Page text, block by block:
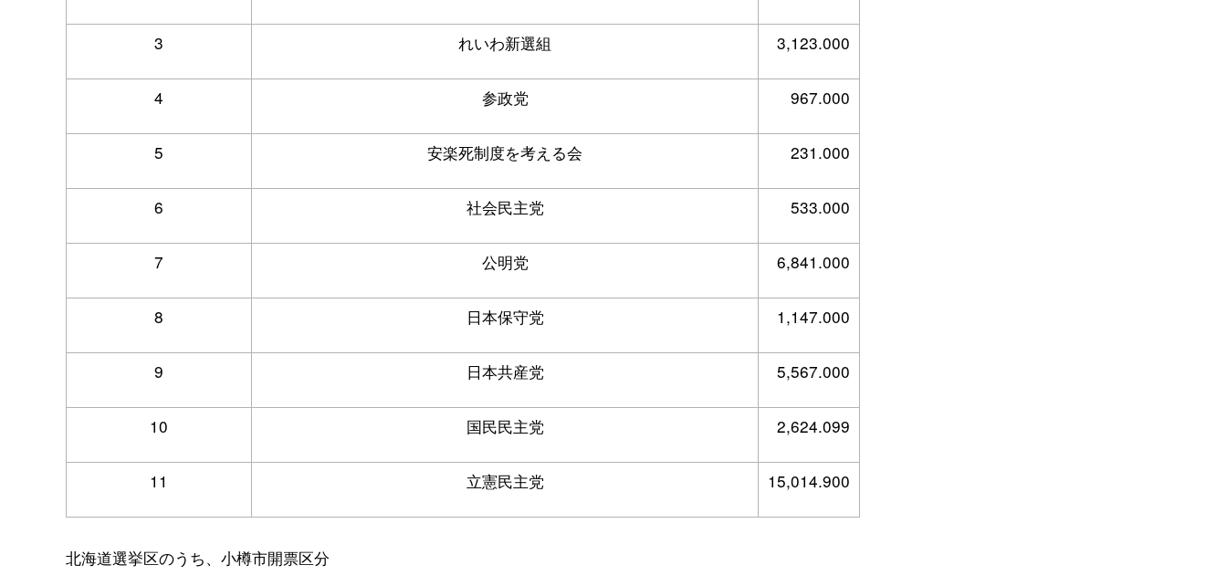
3 れいわ新選組 3,123.000
4 参政党 967.000
5 安楽死制度を考える会 231.000
6 社会民主党 533.000
7 公明党 6,841.000
8 日本保守党 1,147.000
9 日本共産党 5,567.000
10 国民民主党 2,624.099
11 立憲民主党 15,014.900
北海道選挙区のうち、小樽市開票区分